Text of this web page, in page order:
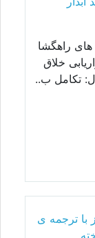
راهگشا
خلاق
تکامل ب..